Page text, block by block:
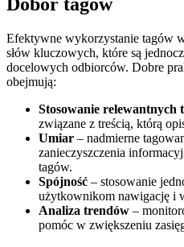
Efektywne wykorzystanie tagów
słów kluczowych, które są
docelowych odbiorców. Dobre
obejmują:
Stosowanie relewantnych
związane z treścią, którą
Umiar – nadmierne
zanieczyszczenia
tagów.
Spójność – stosowanie
użytkownikom nawigację i
Analiza trendów –
pomóc w zwiększeniu